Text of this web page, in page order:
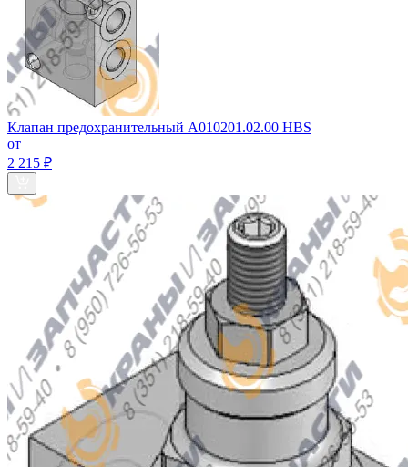
Клапан предохранительный A010201.02.00 HBS
от
2 215 ₽